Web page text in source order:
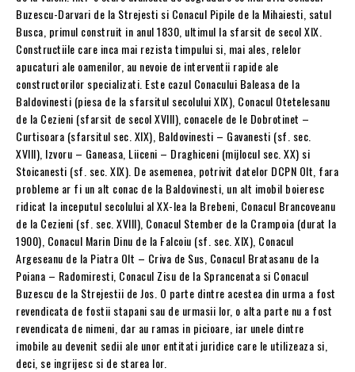
Buzescu-Darvari de la Strejesti si Conacul Pipile de la Mihaiesti, satul
Busca, primul construit in anul 1830, ultimul la sfarsit de secol XIX.
Constructiile care inca mai rezista timpului si, mai ales, relelor
apucaturi ale oamenilor, au nevoie de interventii rapide ale
constructorilor specializati. Este cazul Conacului Baleasa de la
Baldovinesti (piesa de la sfarsitul secolului XIX), Conacul Otetelesanu
de la Cezieni (sfarsit de secol XVIII), conacele de le Dobrotinet –
Curtisoara (sfarsitul sec. XIX), Baldovinesti – Gavanesti (sf. sec.
XVIII), Izvoru – Ganeasa, Liiceni – Draghiceni (mijlocul sec. XX) si
Stoicanesti (sf. sec. XIX). De asemenea, potrivit datelor DCPN Olt, fara
probleme ar fi un alt conac de la Baldovinesti, un alt imobil boieresc
ridicat la inceputul secolului al XX-lea la Brebeni, Conacul Brancoveanu
de la Cezieni (sf. sec. XVIII), Conacul Stember de la Crampoia (durat la
1900), Conacul Marin Dinu de la Falcoiu (sf. sec. XIX), Conacul
Argeseanu de la Piatra Olt – Criva de Sus, Conacul Bratasanu de la
Poiana – Radomiresti, Conacul Zisu de la Sprancenata si Conacul
Buzescu de la Strejestii de Jos. O parte dintre acestea din urma a fost
revendicata de fostii stapani sau de urmasii lor, o alta parte nu a fost
revendicata de nimeni, dar au ramas in picioare, iar unele dintre
imobile au devenit sedii ale unor entitati juridice care le utilizeaza si,
deci, se ingrijesc si de starea lor.